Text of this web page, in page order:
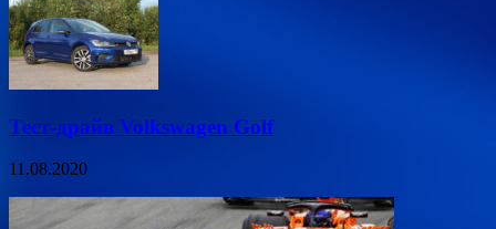
Тест-драйв Volkswagen Golf
11.08.2020